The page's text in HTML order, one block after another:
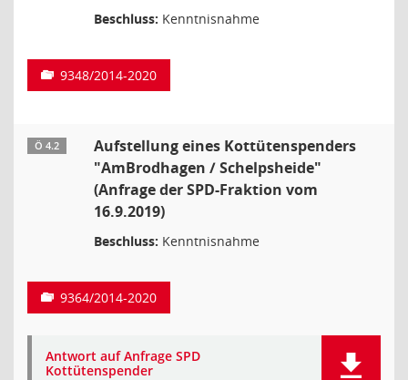
Beschluss: Kenntnisnahme
9348/2014-2020
Ö 4.2
Aufstellung eines Kottütenspenders
"AmBrodhagen / Schelpsheide"
(Anfrage der SPD-Fraktion vom
16.9.2019)
Beschluss: Kenntnisnahme
9364/2014-2020
Antwort auf Anfrage SPD
Kottütenspender